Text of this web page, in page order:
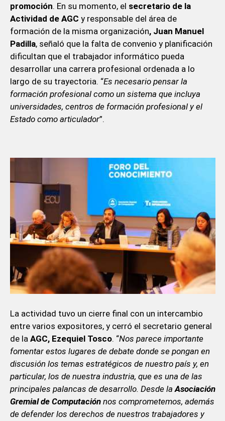
promoción. En su momento, el secretario de la
Actividad de AGC y responsable del área de
formación de la misma organización, Juan Manuel
Padilla, señaló que la falta de convenio y planificación
dificultan que el trabajador informático pueda
desarrollar una carrera profesional ordenada a lo
largo de su trayectoria. “Es necesario pensar la
formación profesional como un sistema que incluya
universidades, centros de formación profesional y el
Estado como articulador”.
La actividad tuvo un cierre final con un intercambio
entre varios expositores, y cerró el secretario general
de la AGC, Ezequiel Tosco. “Nos parece importante
fomentar estos lugares de debate donde se pongan en
discusión los temas estratégicos de nuestro país y, en
particular, los de nuestra industria, que es una de las
principales palancas de desarrollo. Desde laAsociación
Gremial de Computaciónnos comprometemos, además
de defender los derechos de nuestros trabajadores y